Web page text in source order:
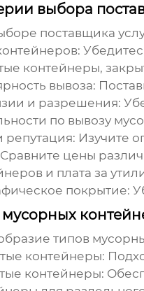
выбора
поставщика
контейнеры,
вывоза:
и разрешения:
по вывозу
репутация: Изучите
Сравните цены
и плата за
покрытие:
типов
контейнеры:
контейнеры: